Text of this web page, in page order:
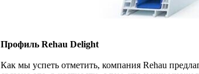
Профиль Rehau Delight
Как мы успеть отметить, компания Rehau